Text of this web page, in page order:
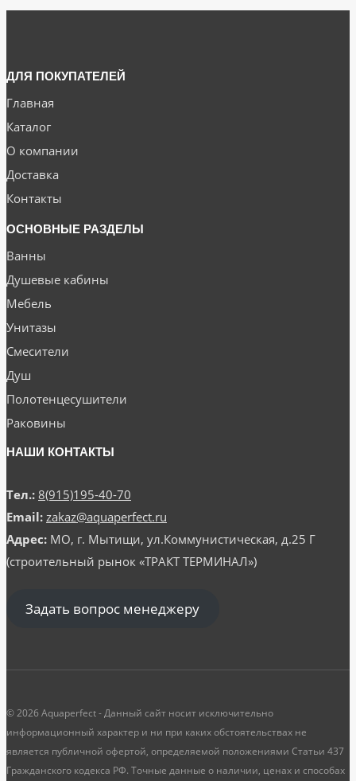
ДЛЯ ПОКУПАТЕЛЕЙ
Главная
Каталог
О компании
Доставка
Контакты
ОСНОВНЫЕ РАЗДЕЛЫ
Ванны
Душевые кабины
Мебель
Унитазы
Смесители
Душ
Полотенцесушители
Раковины
НАШИ КОНТАКТЫ
Тел.: 8(915)195-40-70
Email: zakaz@aquaperfect.ru
Адрес: МО, г. Мытищи, ул.Коммунистическая, д.25 Г
(строительный рынок «ТРАКТ ТЕРМИНАЛ»)
Задать вопрос менеджеру
© 2026 Aquaperfect - Данный сайт носит исключительно
информационный характер и ни при каких обстоятельствах не
является публичной офертой, определяемой положениями Статьи 437
Гражданского кодекса РФ. Точные данные о наличии, ценах и способах